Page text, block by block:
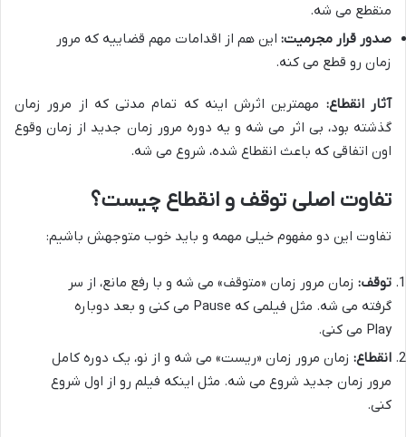
منقطع می شه.
صدور قرار مجرمیت: این هم از اقدامات مهم قضاییه که مرور
زمان رو قطع می کنه.
آثار انقطاع: مهمترین اثرش اینه که تمام مدتی که از مرور زمان
گذشته بود، بی اثر می شه و یه دوره مرور زمان جدید از زمان وقوع
اون اتفاقی که باعث انقطاع شده، شروع می شه.
تفاوت اصلی توقف و انقطاع چیست؟
تفاوت این دو مفهوم خیلی مهمه و باید خوب متوجهش باشیم:
توقف: زمان مرور زمان «متوقف» می شه و با رفع مانع، از سر
گرفته می شه. مثل فیلمی که Pause می کنی و بعد دوباره
Play می کنی.
انقطاع: زمان مرور زمان «ریست» می شه و از نو، یک دوره کامل
مرور زمان جدید شروع می شه. مثل اینکه فیلم رو از اول شروع
کنی.